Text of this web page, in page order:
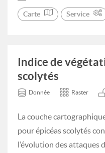
Carte Service
Indice de
scolytés
Donnée Raster
La couche
pour épicéas scolytés
l’évolution des attaques